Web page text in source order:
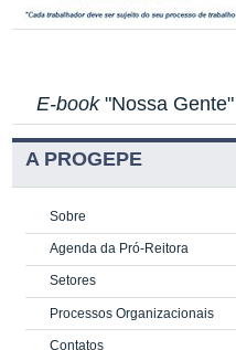
E-book"Nossa Gente"
A PROGEPE
Sobre
Agenda da Pró-Reitora
Setores
Processos Organizacionais
Contatos